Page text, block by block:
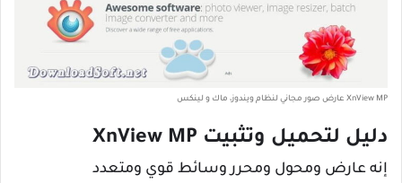
XnView MP عارض صور مجاني لنظام ويندوز، ماك و لينكس
دليل لتحميل وتثبيت XnView MP
إنه عارض ومحول ومحرر وسائط قوي ومتعدد